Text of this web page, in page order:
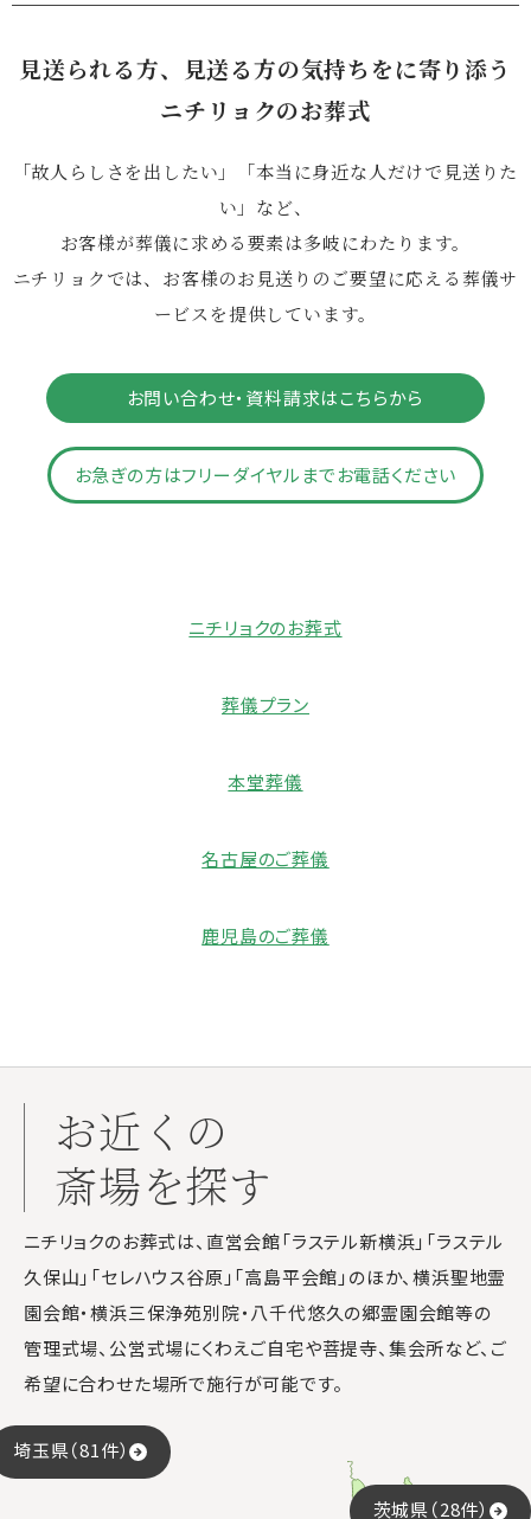
見送られる方、見送る方の気持ちをに寄り添う
ニチリョクのお葬式
「故人らしさを出したい」「本当に身近な人だけで見送りた
い」など、
お客様が葬儀に求める要素は多岐にわたります。
ニチリョクでは、お客様のお見送りのご要望に応える葬儀サ
ービスを提供しています。
お問い合わせ・資料請求はこちらから
お急ぎの方はフリーダイヤルまでお電話ください
ニチリョクのお葬式
葬儀プラン
本堂葬儀
名古屋のご葬儀
鹿児島のご葬儀
お近くの
斎場を探す
ニチリョクのお葬式は、直営会館「ラステル新横浜」「ラステル
久保山」「セレハウス谷原」「高島平会館」のほか、横浜聖地霊
園会館・横浜三保浄苑別院・八千代悠久の郷霊園会館等の
管理式場、公営式場にくわえご自宅や菩提寺、集会所など、ご
希望に合わせた場所で施行が可能です。
埼玉県（81件）
茨城県（28件）